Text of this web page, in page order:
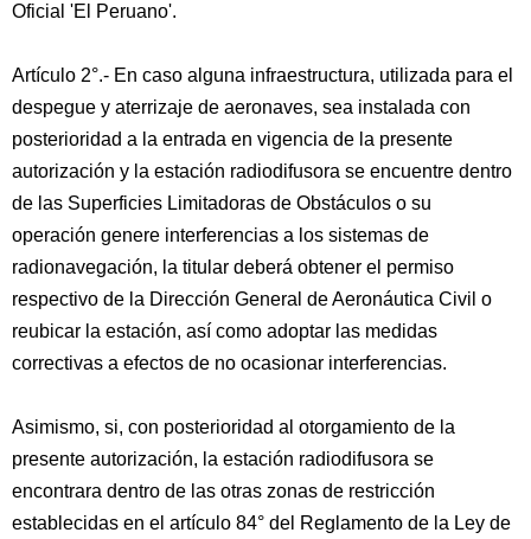
Oficial 'El Peruano'.
Artículo 2°.- En caso alguna infraestructura, utilizada para el
despegue y aterrizaje de aeronaves, sea instalada con
posterioridad a la entrada en vigencia de la presente
autorización y la estación radiodifusora se encuentre dentro
de las Superficies Limitadoras de Obstáculos o su
operación genere interferencias a los sistemas de
radionavegación, la titular deberá obtener el permiso
respectivo de la Dirección General de Aeronáutica Civil o
reubicar la estación, así como adoptar las medidas
correctivas a efectos de no ocasionar interferencias.
Asimismo, si, con posterioridad al otorgamiento de la
presente autorización, la estación radiodifusora se
encontrara dentro de las otras zonas de restricción
establecidas en el artículo 84° del Reglamento de la Ley de